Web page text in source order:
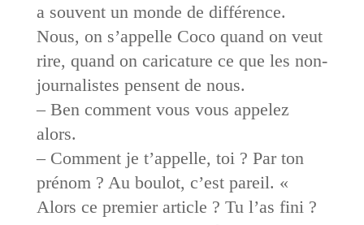
a souvent un monde de différence.
Nous, on s’appelle Coco quand on veut
rire, quand on caricature ce que les non-
journalistes pensent de nous.
– Ben comment vous vous appelez
alors.
– Comment je t’appelle, toi ? Par ton
prénom ? Au boulot, c’est pareil. «
Alors ce premier article ? Tu l’as fini ?